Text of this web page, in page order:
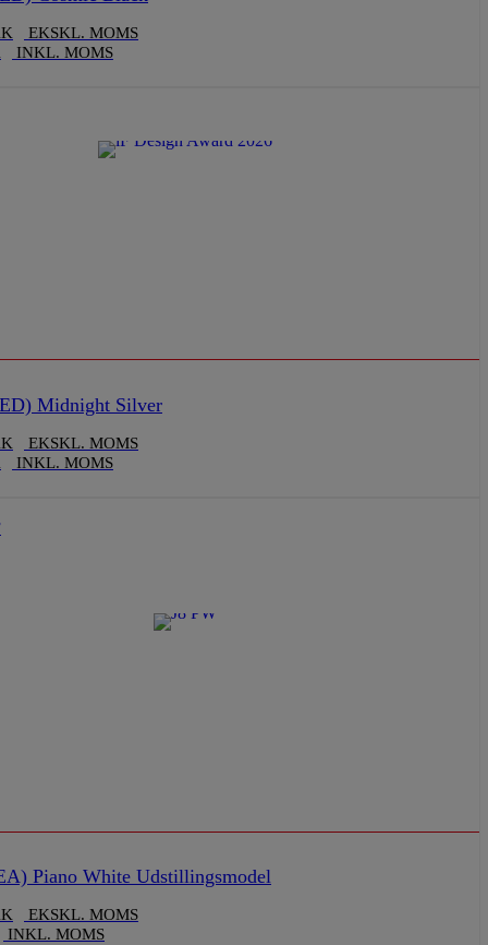
EKSKL. MOMS
INKL. MOMS
Midnight Silver
EKSKL. MOMS
INKL. MOMS
Piano White Udstillingsmodel
EKSKL. MOMS
INKL. MOMS